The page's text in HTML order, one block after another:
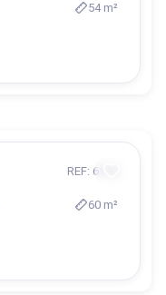
54 m²
REF: 6176
60 m²